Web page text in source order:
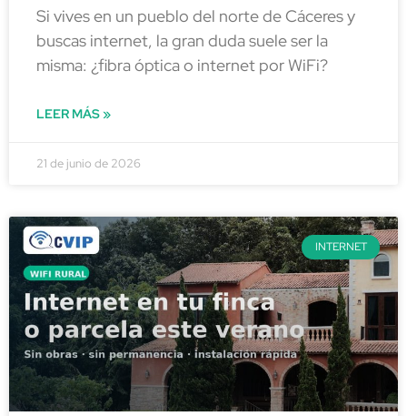
Si vives en un pueblo del norte de Cáceres y
buscas internet, la gran duda suele ser la
misma: ¿fibra óptica o internet por WiFi?
LEER MÁS »
21 de junio de 2026
INTERNET